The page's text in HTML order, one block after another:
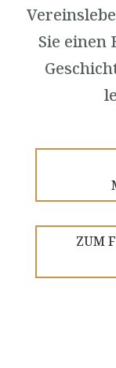
Sie einen
ZUM